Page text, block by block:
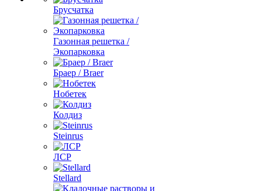
Брусчатка
Газонная решетка /
Экопарковка
Браер / Braer
Нобетек
Колдиз
Steinrus
ЛСР
Stellard